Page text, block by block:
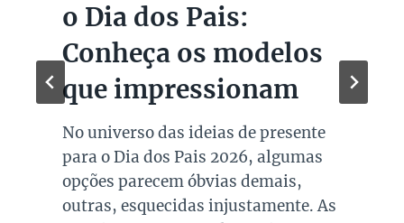
Figurinos de O Diabo
veste Prada 2
A Christie’s confirmou a realização
de um leilão dedicado a peças reais
usadas no set de O Diabo Veste Prada
2. Entre 1º e 15 de setembro,
colecionadores e fãs poderão dar
lances em figurinos e acessórios que